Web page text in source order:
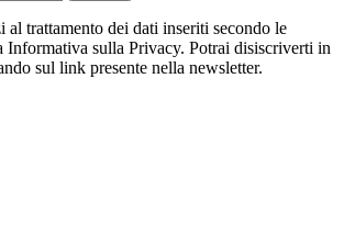
al trattamento dei dati inseriti secondo le
Informativa sulla Privacy. Potrai disiscriverti in
sul link presente nella newsletter.